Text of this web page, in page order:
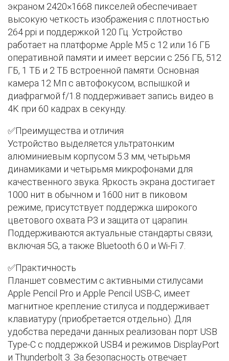
экраном 2420×1668 пикселей обеспечивает
высокую четкость изображения с плотностью
264 ppi и поддержкой 120 Гц. Устройство
работает на платформе Apple M5 с 12 или 16 ГБ
оперативной памяти и имеет версии с 256 ГБ, 512
ГБ, 1 ТБ и 2 ТБ встроенной памяти. Основная
камера 12 Мп с автофокусом, вспышкой и
диафрагмой f/1.8 поддерживает запись видео в
4K при 60 кадрах в секунду.
✅Преимущества и отличия
Устройство выделяется ультратонким
алюминиевым корпусом 5.3 мм, четырьмя
динамиками и четырьмя микрофонами для
качественного звука. Яркость экрана достигает
1000 нит в обычном и 1600 нит в пиковом
режиме, присутствует поддержка широкого
цветового охвата P3 и защита от царапин.
Поддерживаются актуальные стандарты связи,
включая 5G, а также Bluetooth 6.0 и Wi-Fi 7.
✅Практичность
Планшет совместим с активными стилусами
Apple Pencil Pro и Apple Pencil USB-C, имеет
магнитное крепление стилуса и поддерживает
клавиатуру (приобретается отдельно). Для
удобства передачи данных реализован порт USB
Type-C с поддержкой USB4 и режимов DisplayPort
и Thunderbolt 3. За безопасность отвечает